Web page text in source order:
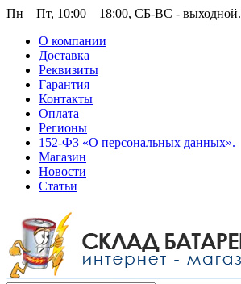
Пн—Пт, 10:00—18:00, СБ-ВС - выходной.
О компании
Доставка
Реквизиты
Гарантия
Контакты
Оплата
Регионы
152-ФЗ «О персональных данных».
Магазин
Новости
Статьи